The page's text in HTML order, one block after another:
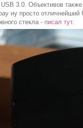
3.0. Объективов
ну просто
стекла - писал тут.